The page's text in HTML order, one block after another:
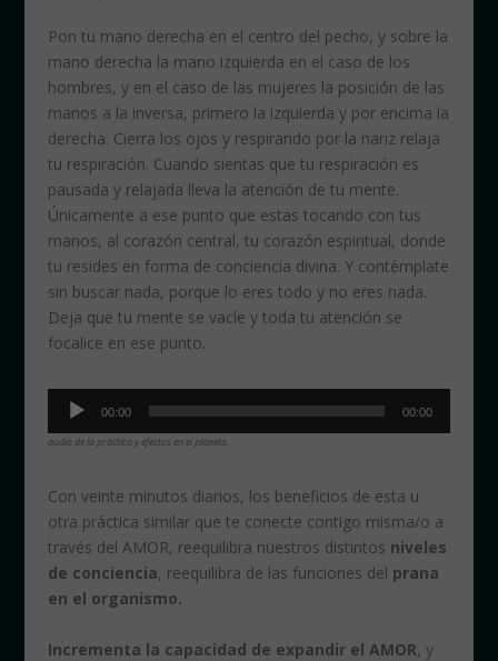
Pon tu mano derecha en el centro del pecho, y sobre la
mano derecha la mano izquierda en el caso de los
hombres, y en el caso de las mujeres la posición de las
manos a la inversa, primero la izquierda y por encima la
derecha. Cierra los ojos y respirando por la nariz relaja
tu respiración. Cuando sientas que tu respiración es
pausada y relajada lleva la atención de tu mente.
Únicamente a ese punto que estas tocando con tus
manos, al corazón central, tu corazón espiritual, donde
tu resides en forma de conciencia divina. Y contémplate
sin buscar nada, porque lo eres todo y no eres nada.
Deja que tu mente se vacíe y toda tu atención se
focalice en ese punto.
Reproductor
00:00 00:00
audio de la práctica y efectos en el planeta.
Con veinte minutos diarios, los beneficios de esta u
otra práctica similar que te conecte contigo misma/o a
través del AMOR, reequilibra nuestros distintos niveles
de conciencia, reequilibra de las funciones del prana
en el organismo.
Incrementa la capacidad de expandir el AMOR, y